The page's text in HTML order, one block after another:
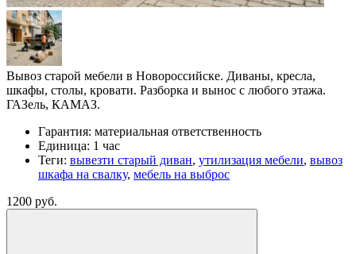
Вывоз старой мебели в Новороссийске. Диваны, кресла,
шкафы, столы, кровати. Разборка и вынос с любого этажа.
ГАЗель, КАМАЗ.
Гарантия: материальная ответственность
Единица: 1 час
Теги: вывезти старый диван, утилизация мебели, вывоз
шкафа на свалку, мебель на выброс
1200 руб.